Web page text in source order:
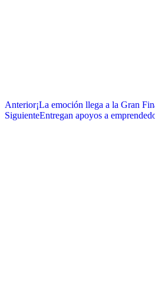
Anterior¡La emoción llega a la Gran
SiguienteEntregan apoyos a